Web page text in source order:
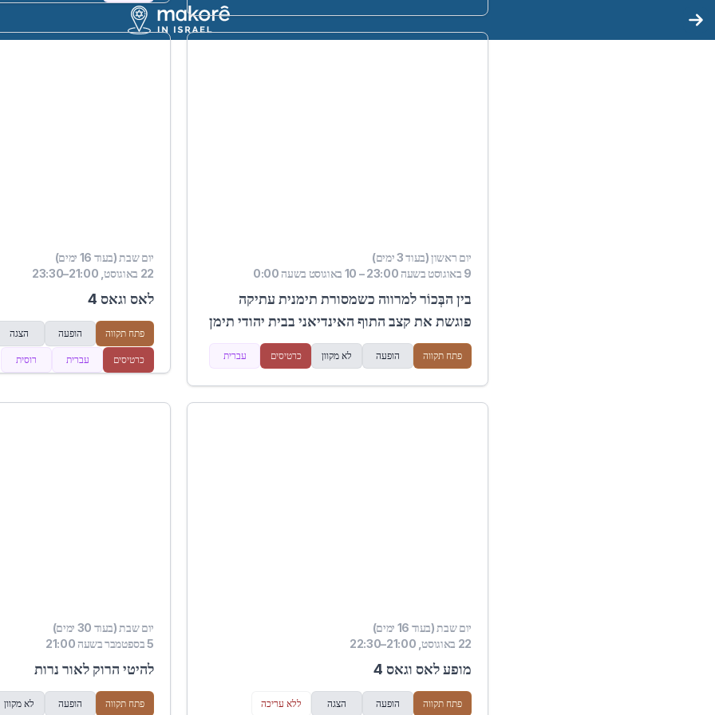
יום ראשון (בעוד 3 ימים)
9 באוגוסט בשעה 23:00 – 10 באוגוסט בשעה 0:00
בין הבְּכוֹר למרווה כשמסורת תימנית עתיקה
פוגשת את קצב התוף האינדיאני בבית יהודי תימן
פתח תקווה הופעה לא מקוון כרטיסים עברית
יום שבת (בעוד 16 ימים)
22 באוגוסט, 21:00–23:30
לאס וגאס 4
פתח תקווה הופעה הצגה
כרטיסים עברית רוסית
יום שבת (בעוד 16 ימים)
22 באוגוסט, 21:00–22:30
מופע לאס וגאס 4
פתח תקווה הופעה הצגה ללא עריכה
יום שבת (בעוד 30 ימים)
5 בספטמבר בשעה 21:00
להיטי הרוק לאור נרות
פתח תקווה הופעה לא מקוון